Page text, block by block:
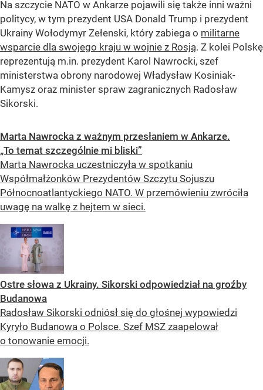
Na szczycie NATO w Ankarze pojawili się także inni ważni
politycy, w tym prezydent USA Donald Trump i prezydent
Ukrainy Wołodymyr Zełenski, który zabiega o militarne
wsparcie dla swojego kraju w wojnie z Rosją. Z kolei Polskę
reprezentują m.in. prezydent Karol Nawrocki, szef
ministerstwa obrony narodowej Władysław Kosiniak-
Kamysz oraz minister spraw zagranicznych Radosław
Sikorski.
Marta Nawrocka z ważnym przesłaniem w Ankarze.
„To temat szczególnie mi bliski”
Marta Nawrocka uczestniczyła w spotkaniu
Współmałżonków Prezydentów Szczytu Sojuszu
Północnoatlantyckiego NATO. W przemówieniu zwróciła
uwagę na walkę z hejtem w sieci.
Ostre słowa z Ukrainy. Sikorski odpowiedział na groźby
Budanowa
Radosław Sikorski odniósł się do głośnej wypowiedzi
Kyryło Budanowa o Polsce. Szef MSZ zaapelował
o tonowanie emocji.